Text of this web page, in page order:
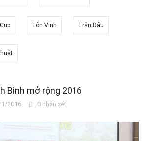
Tôn Vinh Trận Đấu
Bình mở rộng 2016
2016 0 nhận xét